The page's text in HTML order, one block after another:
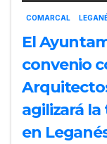
COMARCAL
El
convenio
agilizará
en